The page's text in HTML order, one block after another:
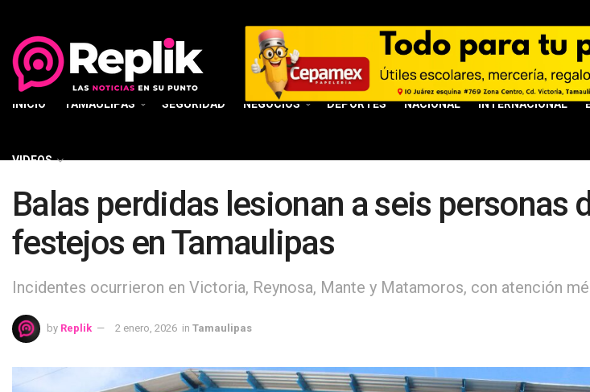
INICIO TAMAULIPAS SEGURIDAD NEGOCIOS DEPORTES NACIONAL INTERNACIONAL
VIDEOS
Balas perdidas lesionan a seis personas
festejos en Tamaulipas
Incidentes ocurrieron en Victoria, Reynosa, Mante y Matamoros, con atención
by Replik 2 enero, 2026 in Tamaulipas